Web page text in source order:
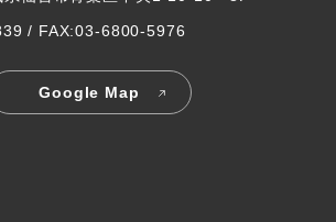
/ FAX:03-6800-5976
Google Map